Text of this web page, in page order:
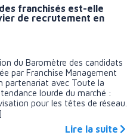
franchisés est-elle
de recrutement en
du Baromètre des candidats
par Franchise Management
partenariat avec Toute la
lourde du marché :
pour les têtes de réseau.
Lire la suite